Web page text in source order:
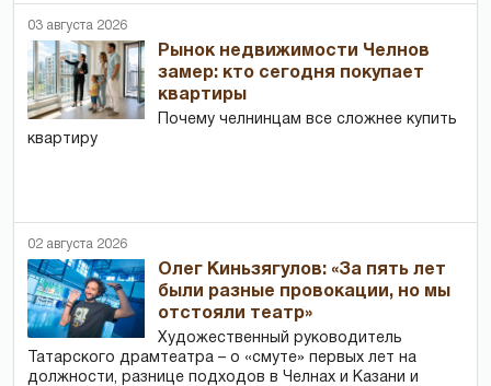
03 августа 2026
Рынок недвижимости Челнов
замер: кто сегодня покупает
квартиры
Почему челнинцам все сложнее купить
квартиру
02 августа 2026
Олег Киньзягулов: «За пять лет
были разные провокации, но мы
отстояли театр»
Художественный руководитель
Татарского драмтеатра – о «смуте» первых лет на
должности, разнице подходов в Челнах и Казани и